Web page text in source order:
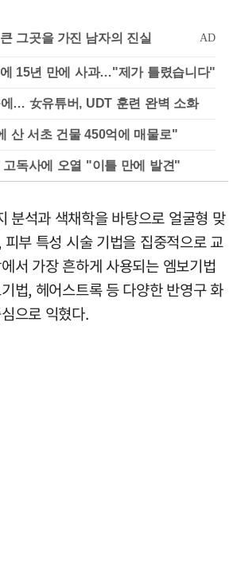
15년 만에 사과…"제가 틀렸습니다"
… 女유튜버, UDT 훈련 완벽 소화
산 서초 건물 450억에 매물로"
고독사에 오열 "이틀 만에 발견"
분석과 색채학을 바탕으로 얼굴형 맞
부 특성 시술 기법을 집중적으로 교
서 가장 흔하게 사용되는 엠보기법
법, 헤어스트록 등 다양한 반영구 화
으로 익혔다.